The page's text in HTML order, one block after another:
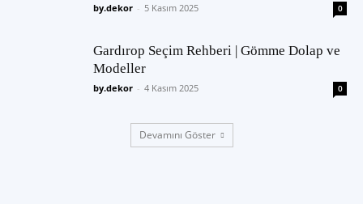
by.dekor - 5 Kasım 2025 0
Gardırop Seçim Rehberi | Gömme Dolap ve
Modeller
by.dekor - 4 Kasım 2025 0
Devamını Göster